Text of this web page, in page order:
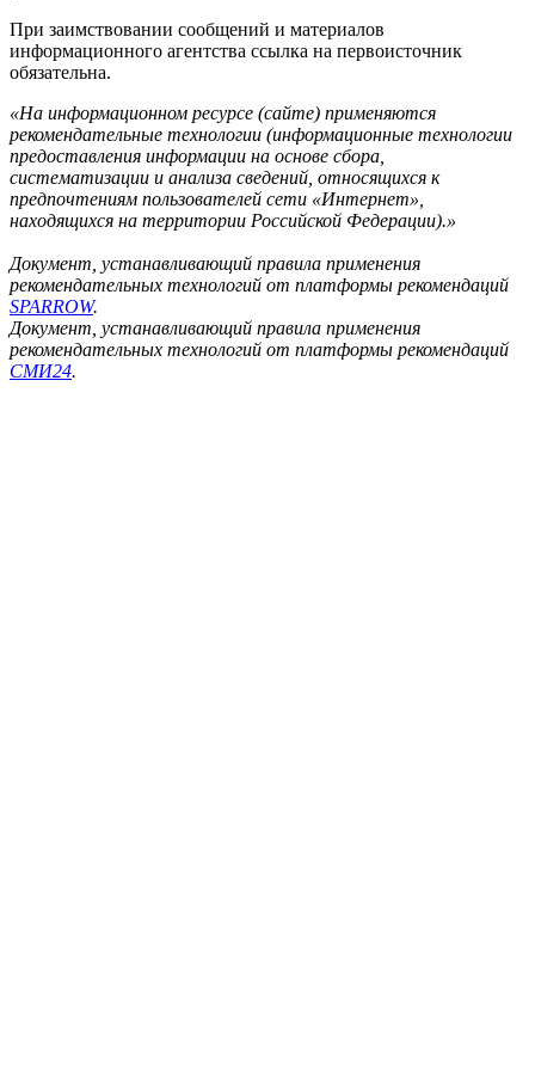
При заимствовании сообщений и материалов
информационного агентства ссылка на первоисточник
обязательна.
«На информационном ресурсе (сайте) применяются
рекомендательные технологии (информационные технологии
предоставления информации на основе сбора,
систематизации и анализа сведений, относящихся к
предпочтениям пользователей сети «Интернет»,
находящихся на территории Российской Федерации).»
Документ, устанавливающий правила применения
рекомендательных технологий от платформы рекомендаций
SPARROW.
Документ, устанавливающий правила применения
рекомендательных технологий от платформы рекомендаций
СМИ24.